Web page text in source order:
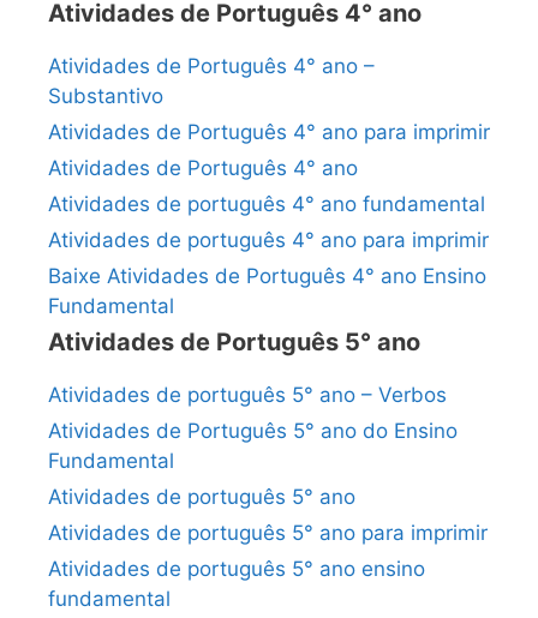
Atividades de Português 4° ano
Atividades de Português 4° ano –
Substantivo
Atividades de Português 4° ano para imprimir
Atividades de Português 4° ano
Atividades de português 4° ano fundamental
Atividades de português 4° ano para imprimir
Baixe Atividades de Português 4° ano Ensino
Fundamental
Atividades de Português 5° ano
Atividades de português 5° ano – Verbos
Atividades de Português 5° ano do Ensino
Fundamental
Atividades de português 5° ano
Atividades de português 5° ano para imprimir
Atividades de português 5° ano ensino
fundamental